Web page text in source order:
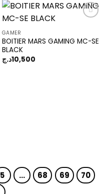
Add to
GAMER
BOITIER MARS GAMING MC-SE
BLACK
10,500د.ج
5 … 68 69 70